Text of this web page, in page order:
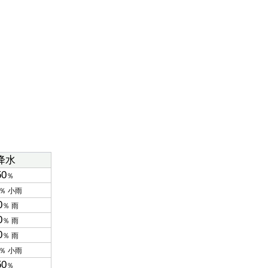
水
％
小雨
％ 雨
％ 雨
％ 雨
小雨
％